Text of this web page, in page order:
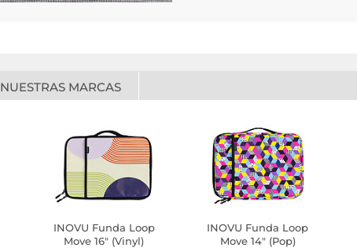
NUESTRAS MARCAS
INOVU Funda Loop
Move 16" (Vinyl)
INOVU Funda Loop
Move 14" (Pop)